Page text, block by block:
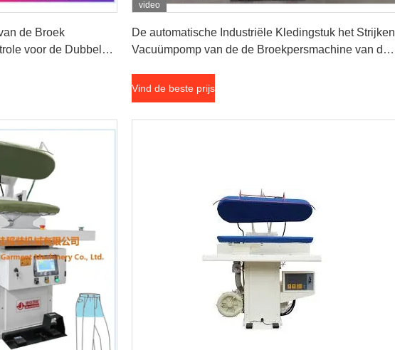
de Broek
voor de Dubbele
video
De automatische Industriële Kledingstuk het Strijken
Vacuümpomp van de de Broekpersmachine van de
Vind de beste prijs